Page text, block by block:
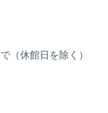
（休館日を除く）